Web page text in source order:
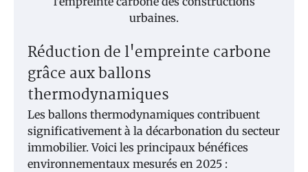
urbaines.
Réduction de l'empreinte carbone
grâce aux ballons
thermodynamiques
Les ballons thermodynamiques contribuent
significativement à la décarbonation du secteur
immobilier. Voici les principaux bénéfices
environnementaux mesurés en 2025 :